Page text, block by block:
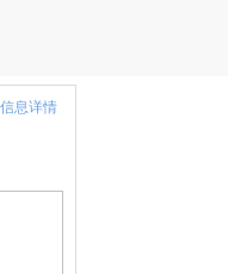
息详情